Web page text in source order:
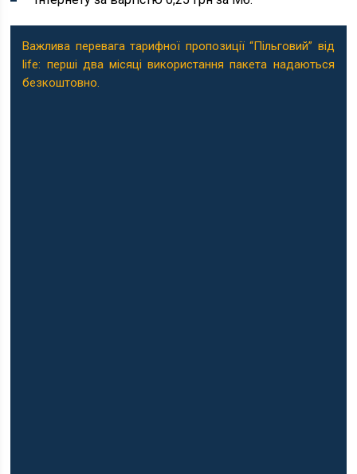
Важлива перевага тарифної пропозиції “Пільговий” від
life: перші два місяці використання пакета надаються
безкоштовно.